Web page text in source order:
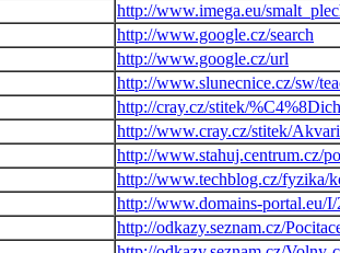
http://www.imega.eu/
http://www.google.cz/search
http://www.google.cz/url
http://www.slunecnice.cz/sw/
http://cray.cz/stitek/
http://www.cray.cz/stitek/
http://www.stahuj.centrum.cz/
http://www.techblog.cz/fyzika/
http://www.domains-portal.eu/I/
http://odkazy.seznam.cz/